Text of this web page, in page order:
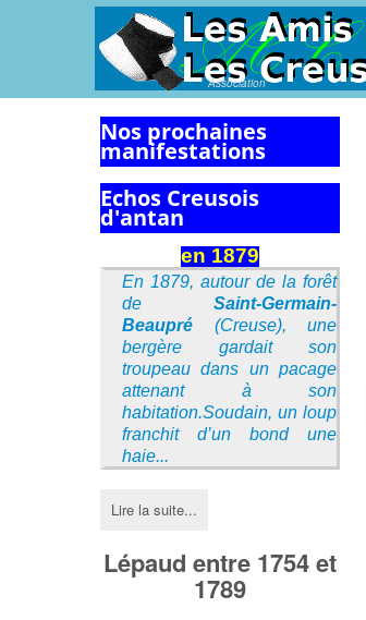
Association
Nos prochaines
manifestations
Echos Creusois
d'antan
en 1879
En 1879, autour de la forêt
deSaint-Germain-
Beaupré (Creuse), une
bergère gardait son
troupeau dans un pacage
attenant à son
habitation.Soudain, un loup
franchit d’un bond une
haie...
Lire la suite...
Lépaud entre 1754 et
1789